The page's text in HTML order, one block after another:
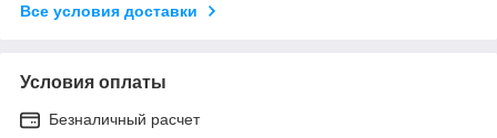
Все условия доставки
Условия оплаты
Безналичный расчет